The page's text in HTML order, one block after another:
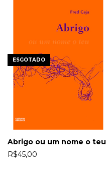
ESGOTADO
Abrigo ou um nome o teu
R$45,00